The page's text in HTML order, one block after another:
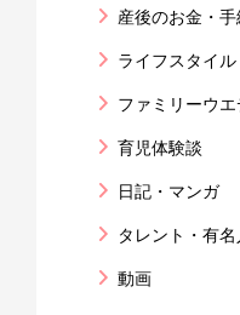
産後のお金・手
ライフスタイル
ファミリーウ
育児体験談
日記・マンガ
タレント・有名
動画